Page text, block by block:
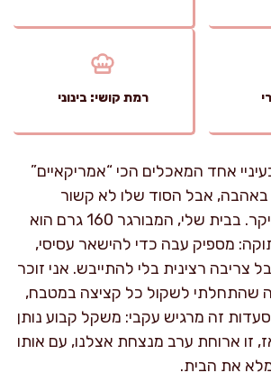
רמת קושי: בינוני
אחד המאכלים הכי “אמריקאיים”
באהבה, אבל הסוד שלו לא קשור
למסעדה או לגריל יקר. בבית שלי, המבורגר 160 גרם הוא
מספיק עבה כדי להישאר עסיסי,
צריבה רצינית בלי להתייבש. אני זוכר
שהתחלתי לשקול כל קציצה במטבח,
זה מרגיש עקבי: משקל קבוע נותן
זו ארוחת ערב מנצחת אצלנו, עם אותו
את הבית.